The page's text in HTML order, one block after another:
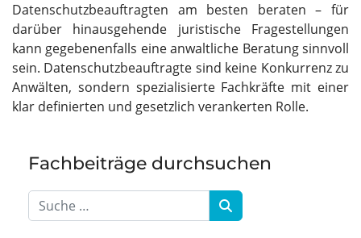
Datenschutzbeauftragten am besten beraten – für
darüber hinausgehende juristische Fragestellungen
kann gegebenenfalls eine anwaltliche Beratung sinnvoll
sein. Datenschutzbeauftragte sind keine Konkurrenz zu
Anwälten, sondern spezialisierte Fachkräfte mit einer
klar definierten und gesetzlich verankerten Rolle.
Fachbeiträge durchsuchen